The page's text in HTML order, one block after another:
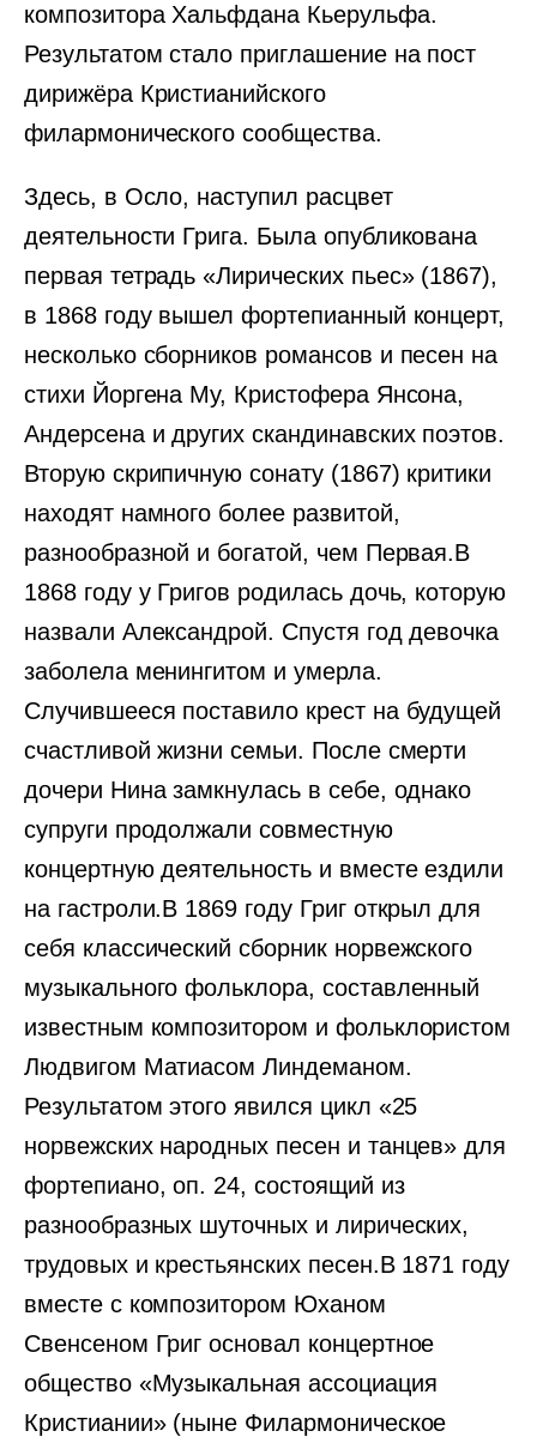
композитора Хальфдана Кьерульфа.
Результатом стало приглашение на пост
дирижёра Кристианийского
филармонического сообщества.
Здесь, в Осло, наступил расцвет
деятельности Грига. Была опубликована
первая тетрадь «Лирических пьес» (1867),
в 1868 году вышел фортепианный концерт,
несколько сборников романсов и песен на
стихи Йоргена Му, Кристофера Янсона,
Андерсена и других скандинавских поэтов.
Вторую скрипичную сонату (1867) критики
находят намного более развитой,
разнообразной и богатой, чем Первая.В
1868 году у Григов родилась дочь, которую
назвали Александрой. Спустя год девочка
заболела менингитом и умерла.
Случившееся поставило крест на будущей
счастливой жизни семьи. После смерти
дочери Нина замкнулась в себе, однако
супруги продолжали совместную
концертную деятельность и вместе ездили
на гастроли.В 1869 году Григ открыл для
себя классический сборник норвежского
музыкального фольклора, составленный
известным композитором и фольклористом
Людвигом Матиасом Линдеманом.
Результатом этого явился цикл «25
норвежских народных песен и танцев» для
фортепиано, оп. 24, состоящий из
разнообразных шуточных и лирических,
трудовых и крестьянских песен.В 1871 году
вместе с композитором Юханом
Свенсеном Григ основал концертное
общество «Музыкальная ассоциация
Кристиании» (ныне Филармоническое